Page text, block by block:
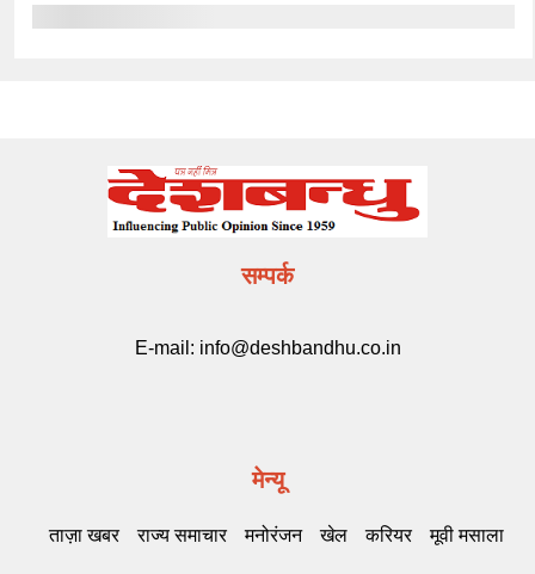
सम्पर्क
E-mail: info@deshbandhu.co.in
मेन्यू
ताज़ा खबर राज्य समाचार मनोरंजन खेल करियर मूवी मसाला